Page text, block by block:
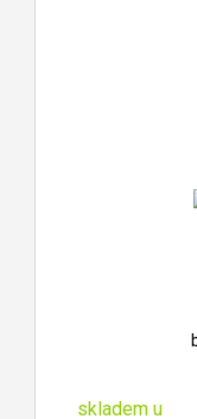
skladem u